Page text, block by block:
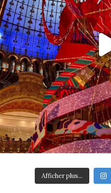
Afficher plus...